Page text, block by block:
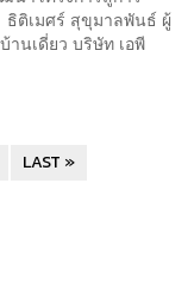
ธิติเมศร์ สุขุมาลพันธ์ ผู้
านเดี่ยว บริษัท เอพี
LAST »